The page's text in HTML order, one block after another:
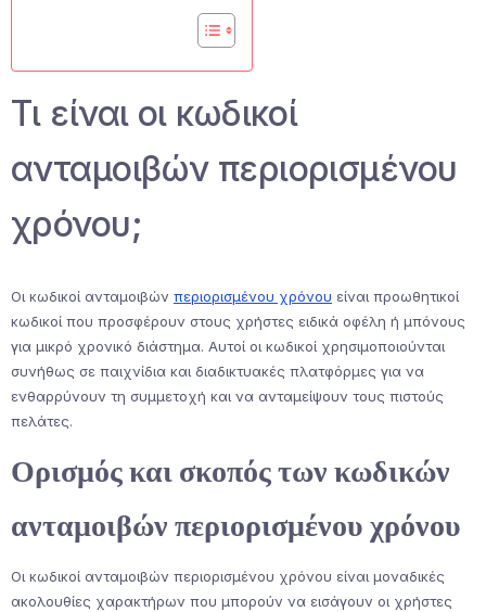
Τι είναι οι κωδικοί
ανταμοιβών περιορισμένου
χρόνου;
Οι κωδικοί ανταμοιβών περιορισμένου χρόνου είναι προωθητικοί
κωδικοί που προσφέρουν στους χρήστες ειδικά οφέλη ή μπόνους
για μικρό χρονικό διάστημα. Αυτοί οι κωδικοί χρησιμοποιούνται
συνήθως σε παιχνίδια και διαδικτυακές πλατφόρμες για να
ενθαρρύνουν τη συμμετοχή και να ανταμείψουν τους πιστούς
πελάτες.
Ορισμός και σκοπός των κωδικών
ανταμοιβών περιορισμένου χρόνου
Οι κωδικοί ανταμοιβών περιορισμένου χρόνου είναι μοναδικές
ακολουθίες χαρακτήρων που μπορούν να εισάγουν οι χρήστες